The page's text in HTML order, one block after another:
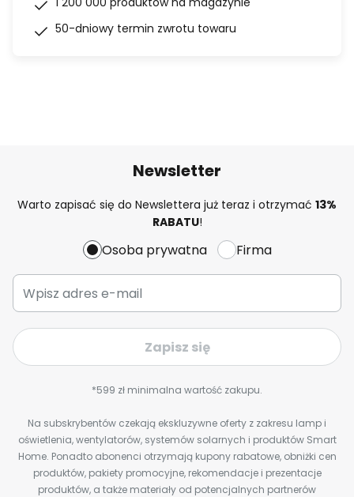
50-dniowy termin zwrotu towaru
Newsletter
Warto zapisać się do Newslettera już teraz i otrzymać 13%
RABATU!
Osoba prywatna Firma
Zapisz się
*599 zł minimalna wartość zakupu.
Na subskrybentów czekają ekskluzywne oferty z zakresu lamp i
oświetlenia, wentylatorów, systemów solarnych i produktów Smart
Home. Ponadto abonenci otrzymają kupony rabatowe, obniżki cen
produktów, pakiety promocyjne, rekomendacje i prezentacje
produktów, a także materiały od potencjalnych partnerów